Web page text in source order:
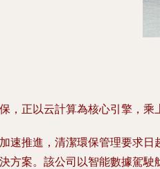
，正以云計算為核心引擎，
速推進，清潔環保管理要求
方案。該公司以智能數據駕